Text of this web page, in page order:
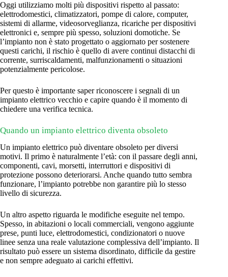
Oggi utilizziamo molti più dispositivi rispetto al passato:
elettrodomestici, climatizzatori, pompe di calore, computer,
sistemi di allarme, videosorveglianza, ricariche per dispositivi
elettronici e, sempre più spesso, soluzioni domotiche. Se
l’impianto non è stato progettato o aggiornato per sostenere
questi carichi, il rischio è quello di avere continui distacchi di
corrente, surriscaldamenti, malfunzionamenti o situazioni
potenzialmente pericolose.
Per questo è importante saper riconoscere i segnali di un
impianto elettrico vecchio e capire quando è il momento di
chiedere una verifica tecnica.
Quando un impianto elettrico diventa obsoleto
Un impianto elettrico può diventare obsoleto per diversi
motivi. Il primo è naturalmente l’età: con il passare degli anni,
componenti, cavi, morsetti, interruttori e dispositivi di
protezione possono deteriorarsi. Anche quando tutto sembra
funzionare, l’impianto potrebbe non garantire più lo stesso
livello di sicurezza.
Un altro aspetto riguarda le modifiche eseguite nel tempo.
Spesso, in abitazioni o locali commerciali, vengono aggiunte
prese, punti luce, elettrodomestici, condizionatori o nuove
linee senza una reale valutazione complessiva dell’impianto. Il
risultato può essere un sistema disordinato, difficile da gestire
e non sempre adeguato ai carichi effettivi.